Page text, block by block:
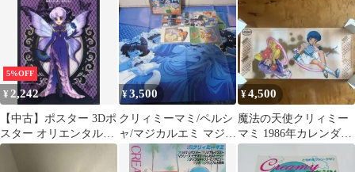
田明美 イラスト ぴえろ
キャラクターグッズ ア
ート コレクション レト
ロポップ W-463
5%OFF
¥ 2,242
【中古】ポスター 3Dポ
スター オリエンタルマ
ミ 「魔法の天使クリィ
¥3,500
クリィミーマミ/ペルシ
ャ/マジカルエミ マジカ
ルセンチュリポスター
ポストCぴえろ
¥4,500
魔法の天使クリィミー
マミ 1986年カレンダー
ピン跡あり ワイドポス